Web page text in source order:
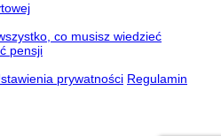
co musisz wiedzieć
pensji
prywatności Regulamin